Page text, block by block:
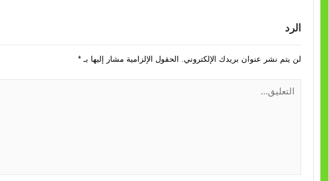
الرد
لن يتم نشر عنوان بريدك الإلكتروني. الحقول الإلزامية مشار إليها بـ *